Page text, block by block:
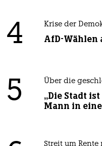
4 Krise der
AfD-Wählen
5 Über die
„Die Stadt
Mann in
Streit um Rente